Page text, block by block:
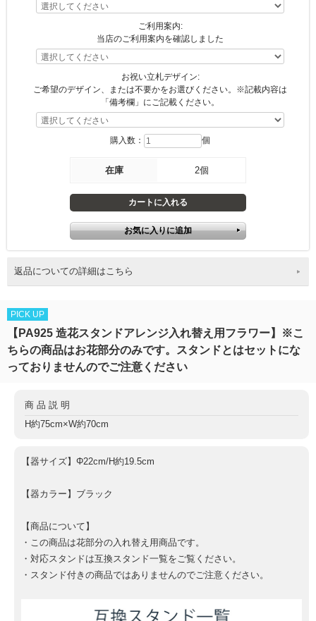
ご利用案内:
当店のご利用案内を確認しました
お祝い立札デザイン:
ご希望のデザイン、または不要かをお選びください。※記載内容は
「備考欄」にご記載ください。
購入数： 個
在庫 2個
返品についての詳細はこちら
PICK UP
【PA925 造花スタンドアレンジ入れ替え用フラワー】※こ
ちらの商品はお花部分のみです。スタンドとはセットにな
っておりませんのでご注意ください
商品説明
H約75cm×W約70cm
【器サイズ】Φ22cm/H約19.5cm
【器カラー】ブラック
【商品について】
・この商品は花部分の入れ替え用商品です。
・対応スタンドは互換スタンド一覧をご覧ください。
・スタンド付きの商品ではありませんのでご注意ください。